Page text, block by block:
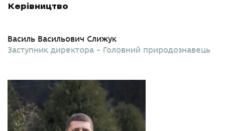
Керівництво
Василь Васильович Слижук
Заступник директора - Головний природознавець